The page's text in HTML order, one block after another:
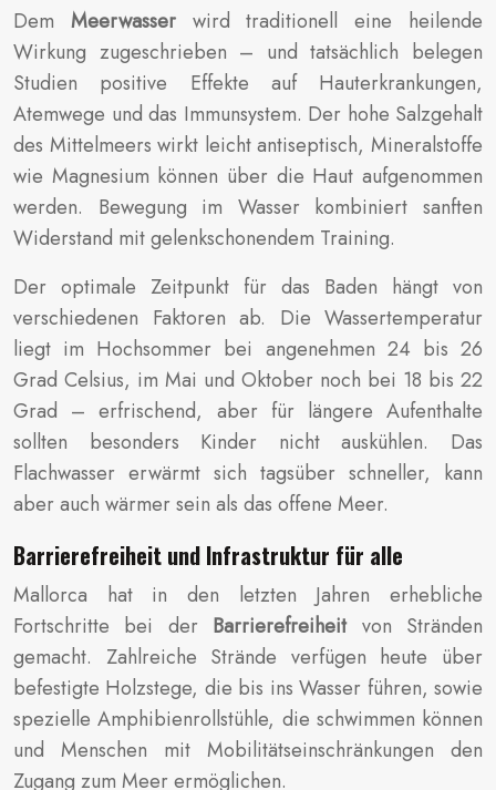
Dem Meerwasserwird traditionell eine heilende
Wirkung zugeschrieben – und tatsächlich belegen
Studien positive Effekte auf Hauterkrankungen,
Atemwege und das Immunsystem. Der hohe Salzgehalt
des Mittelmeers wirkt leicht antiseptisch, Mineralstoffe
wie Magnesium können über die Haut aufgenommen
werden. Bewegung im Wasser kombiniert sanften
Widerstand mit gelenkschonendem Training.
Der optimale Zeitpunkt für das Baden hängt von
verschiedenen Faktoren ab. Die Wassertemperatur
liegt im Hochsommer bei angenehmen 24 bis 26
Grad Celsius, im Mai und Oktober noch bei 18 bis 22
Grad – erfrischend, aber für längere Aufenthalte
sollten besonders Kinder nicht auskühlen. Das
Flachwasser erwärmt sich tagsüber schneller, kann
aber auch wärmer sein als das offene Meer.
Barrierefreiheit und Infrastruktur für alle
Mallorca hat in den letzten Jahren erhebliche
Fortschritte bei der Barrierefreiheitvon Stränden
gemacht. Zahlreiche Strände verfügen heute über
befestigte Holzstege, die bis ins Wasser führen, sowie
spezielle Amphibienrollstühle, die schwimmen können
und Menschen mit Mobilitätseinschränkungen den
Zugang zum Meer ermöglichen.